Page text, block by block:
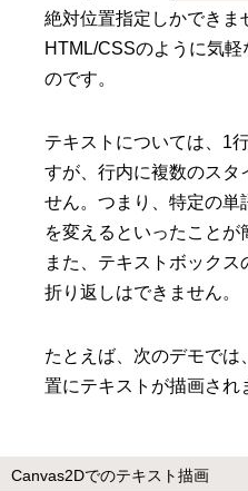
絶対位置指定しかできま
HTML/CSSのように気
のです。
テキストについては、1
すが、行内に複数のスタ
せん。つまり、特定の単
を変えるといったことが
また、テキストボック
折り返しはできません。
たとえば、次のデモでは、
置にテキストが描画され
Canvas2Dでのテキスト描画